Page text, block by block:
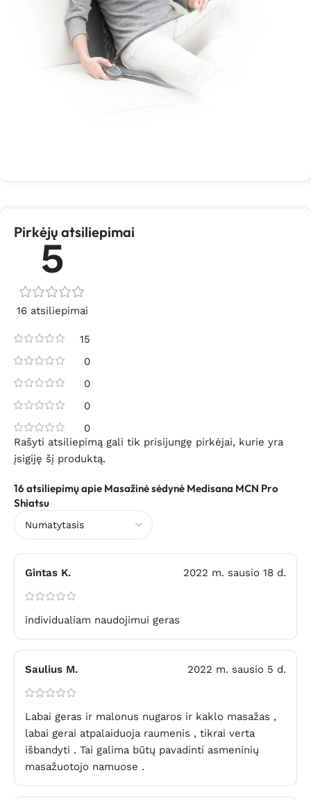
Pirkėjų atsiliepimai
5
16 atsiliepimai
15
0
0
0
0
16 atsiliepimų apie Masažinė sėdynė Medisana MCN Pro
Shiatsu
Gintas K. 2022 m. sausio 18 d.
individualiam naudojimui geras
Saulius M. 2022 m. sausio 5 d.
Labai geras ir malonus nugaros ir kaklo masažas ,
labai gerai atpalaiduoja raumenis , tikrai verta
išbandyti . Tai galima būtų pavadinti asmeninių
masažuotojo namuose .
Rašyti atsiliepimą gali tik prisijungę pirkėjai, kurie yra
įsigiję šį produktą.